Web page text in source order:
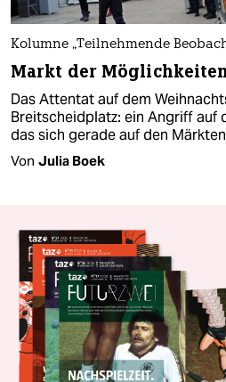
Kolumne „Teilnehmende
Markt der
Das Attentat auf dem
Breitscheidplatz: ein Angriff auf
das sich gerade auf den
Von Julia Boek